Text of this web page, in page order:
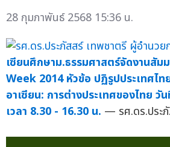
28 กุมภาพันธ์ 2568 15:36 น.
เซียนศึกษาม.ธรรมศาสตร์จัดงานสัม
Week 2014 หัวข้อ ปฏิรูปประเทศไท
อาเซียน: การต่างประเทศของไทย วั
เวลา 8.30 - 16.30 น. — รศ.ดร.ประภั